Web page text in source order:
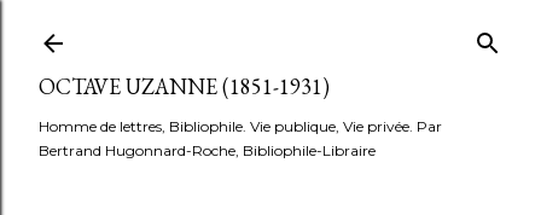
OCTAVE UZANNE (1851-1931)
Homme de lettres, Bibliophile. Vie publique, Vie privée. Par
Bertrand Hugonnard-Roche, Bibliophile-Libraire